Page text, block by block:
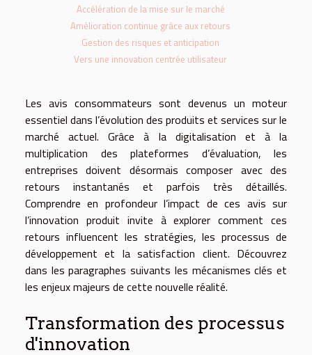
Accélération de la mise sur le marché
Amélioration continue grâce aux retours
Gestion des risques et anticipation
Vers une innovation centrée utilisateur
Les avis consommateurs sont devenus un moteur
essentiel dans l’évolution des produits et services sur le
marché actuel. Grâce à la digitalisation et à la
multiplication des plateformes d’évaluation, les
entreprises doivent désormais composer avec des
retours instantanés et parfois très détaillés.
Comprendre en profondeur l’impact de ces avis sur
l’innovation produit invite à explorer comment ces
retours influencent les stratégies, les processus de
développement et la satisfaction client. Découvrez
dans les paragraphes suivants les mécanismes clés et
les enjeux majeurs de cette nouvelle réalité.
Transformation des processus
d'innovation